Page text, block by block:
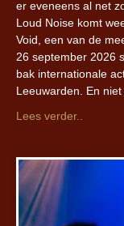
er eveneens al net
Loud Noise komt
Void, een van de
26 september 2026
bak internationale
Leeuwarden. En
Lees verder..